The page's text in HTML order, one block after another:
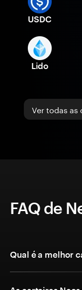
USDC
Lido
Ver todas
FAQ de
Qual é a melhor